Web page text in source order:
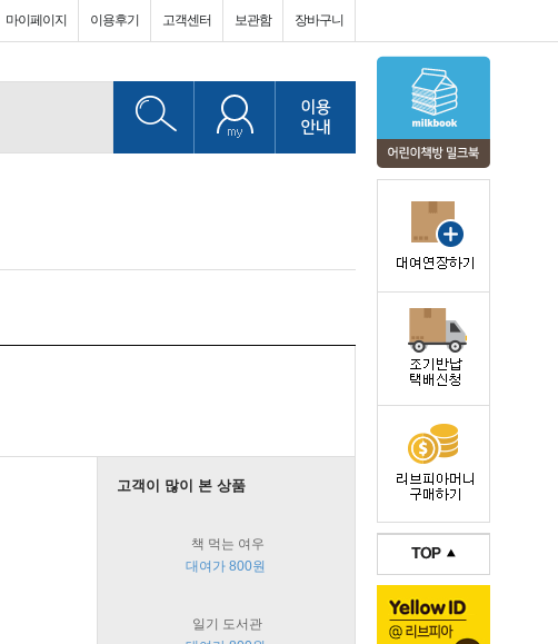
마이페이지 이용후기 고객센터 보관함 장바구니
고객이 많이 본 상품
책 먹는 여우
대여가 800원
일기 도서관